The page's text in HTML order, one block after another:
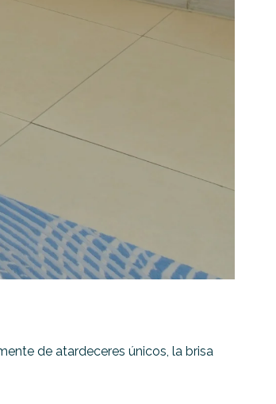
de atardeceres únicos, la brisa